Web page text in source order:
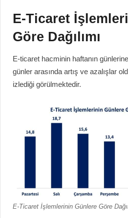
E-Ticaret
Göre Dağılımı
E-ticaret hacminin haftanın
günler arasında artış ve azalışlar
izlediği görülmektedir.
E-Ticaret İşlemlerinin Günlere Göre